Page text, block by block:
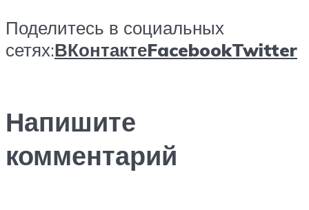
Поделитесь в социальных
сетях:ВКонтактеFacebookTwitter
Напишите
комментарий